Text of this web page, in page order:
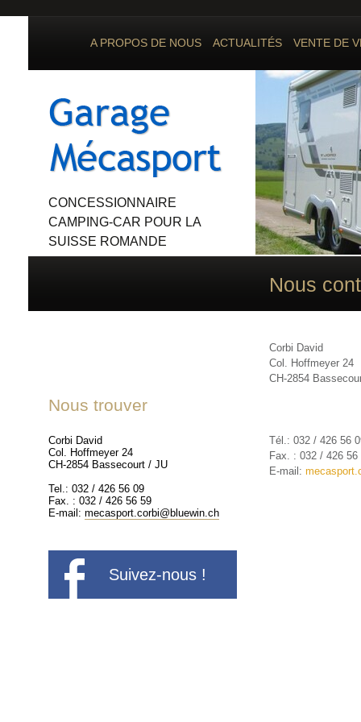
CONCESSIONNAIRE
CAMPING-CAR POUR LA
SUISSE ROMANDE
A PROPOS DE NOUS ACTUALITÉS VENTE DE
Nous trouver
Corbi David
Col. Hoffmeyer 24
CH-2854 Bassecourt / JU
Tel.: 032 / 426 56 09
Fax. : 032 / 426 56 59
E-mail: mecasport.corbi@bluewin.ch
Suivez-nous !
Nous
Corbi David
Col. Hoffmeyer 24
CH-2854
Tél.: 032 / 426 56
Fax. : 032 / 426 56
E-mail: